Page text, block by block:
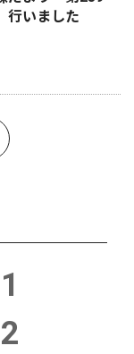
行いました